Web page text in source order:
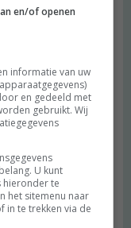
koolhydraten of
met mate:) doe
en/of openen
informatie van uw
en gedeeld met
gebruikt. Wij
U kunt
hieronder te
het sitemenu naar
in te trekken via de